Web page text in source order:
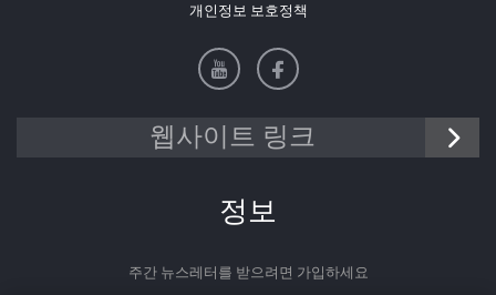
개인정보 보호정책
웹사이트 링크
정보
주간 뉴스레터를 받으려면 가입하세요